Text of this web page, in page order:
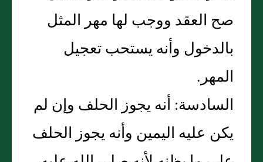
صح العقد ووجب لها مهر المثل
بالدخول وأنه يستحب تعجيل
المهر.
السادسة: أنه يجوز الحلف وإن لم
يكن عليه اليمين وأنه يجوز الحلف